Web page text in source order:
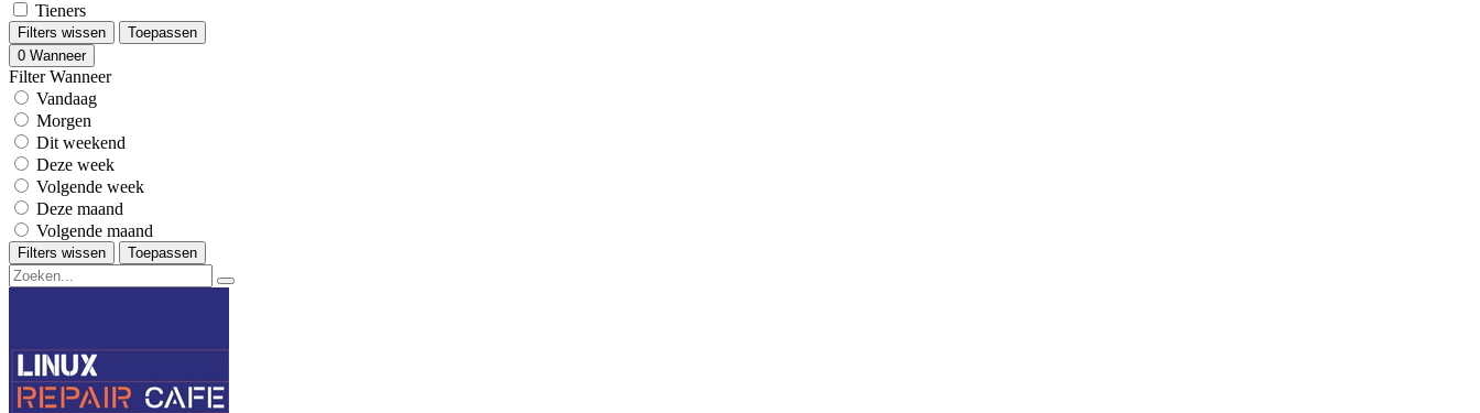
Tieners
Filters wissen
Toepassen
0 Wanneer
Filter Wanneer
Vandaag
Morgen
Dit weekend
Deze week
Volgende week
Deze maand
Volgende maand
Filters wissen Toepassen